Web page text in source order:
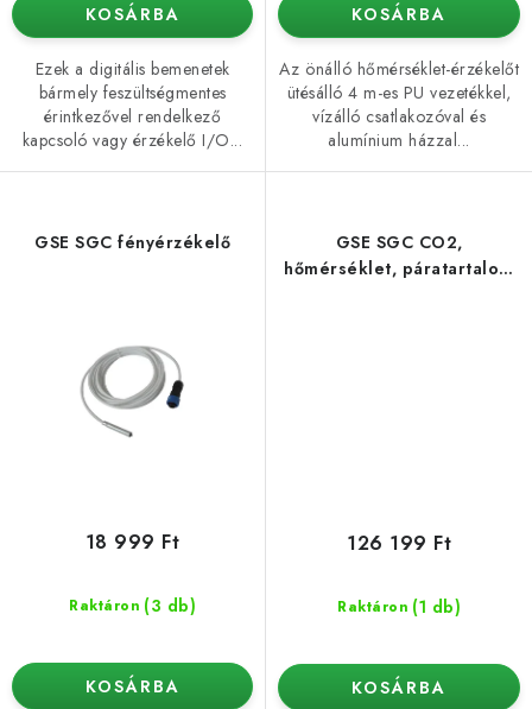
KOSÁRBA
Ezek a digitális bemenetek
bármely feszültségmentes
érintkezővel rendelkező
kapcsoló vagy érzékelő I/O...
KOSÁRBA
Az önálló hőmérséklet-érzékelőt
ütésálló 4 m-es PU vezetékkel,
vízálló csatlakozóval és
alumínium házzal...
GSE SGC fényérzékelő
Raktáron (3 db)
18 999 Ft
KOSÁRBA
GSE SGC CO2,
hőmérséklet, páratartalom
Raktáron (1 db)
126 199 Ft
KOSÁRBA